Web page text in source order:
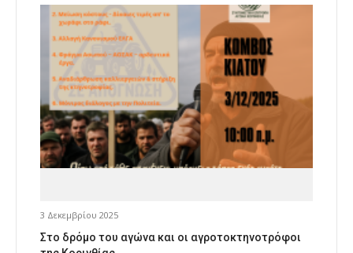
3 Δεκεμβρίου 2025
Στο δρόμο του αγώνα και οι αγροτοκτηνοτρόφοι